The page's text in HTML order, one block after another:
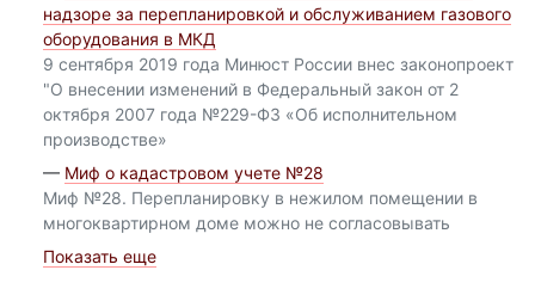
надзоре за перепланировкой и обслуживанием газового
оборудования в МКД
9 сентября 2019 года Минюст России внес законопроект
"О внесении изменений в Федеральный закон от 2
октября 2007 года №229-ФЗ «Об исполнительном
производстве»
— Миф о кадастровом учете №28
Миф №28. Перепланировку в нежилом помещении в
многоквартирном доме можно не согласовывать
Показать еще